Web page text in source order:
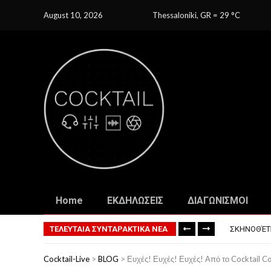
August 10, 2026 Thessaloniki, GR = 29 C
Home ΕΚΔΗΛΩΣΕΙΣ ΔΙΑΓΩΝΙΣΜΟΙ
ΤΕΛΕΥΤΑΙΑ ΣΥΝΤΑΡΑΚΤΙΚΑ ΝΕΑ
ΦΟΒΕΡΆ
85ΧΡΟΝΟΣ
ΤΟ ΠΡΏΤΟ
Cocktail-Live > BLOG > Ευχές! Ευχές! Ευχές! Από το Cocktail